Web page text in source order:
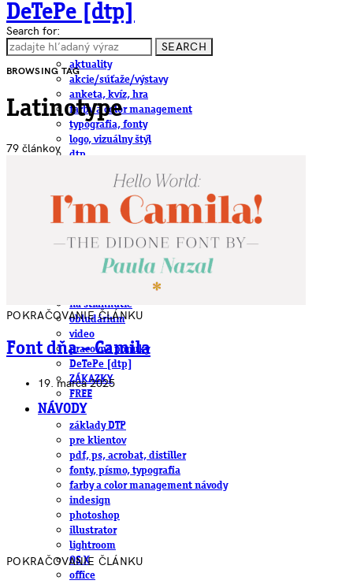
DeTePe [dtp]
ČLÁNKY
aktuality
akcie/súťaže/výstavy
anketa, kvíz, hra
farby a color management
typografia, fonty
logo, vizuálny štýl
dtp
obalový dizajn
papier
web
hardware
software, mobilné aplikácie
na stiahnutie
obludárium
video
pracovné ponuky
DeTePe [dtp]
ZÁKAZKY
FREE
NÁVODY
základy DTP
pre klientov
pdf, ps, acrobat, distiller
fonty, písmo, typografia
farby a color management návody
indesign
photoshop
illustrator
lightroom
OS X
office
Search for:
SEARCH
BROWSING TAG
Latinotype
79 článkov
POKRAČOVANIE ČLÁNKU
Font dňa – Camila
19. marca 2025
POKRAČOVANIE ČLÁNKU